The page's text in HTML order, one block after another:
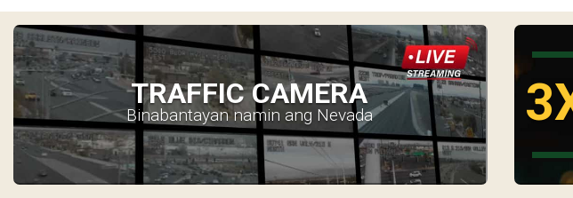
TRAFFIC CAMERA
Binabantayan namin ang Nevada